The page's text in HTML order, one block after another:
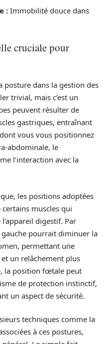
: Immobilité douce dans
cruciale pour
posture dans la gestion des
trivial, mais c’est un
peuvent résulter de
gastriques, entraînant
vous vous positionnez
abdominale, le
l’interaction avec la
les positions adoptées
muscles qui
digestif. Par
gauche pourrait diminuer la
permettant une
un relâchement plus
la position fœtale peut
de protection instinctif,
un aspect de sécurité.
techniques comme la
à ces postures,